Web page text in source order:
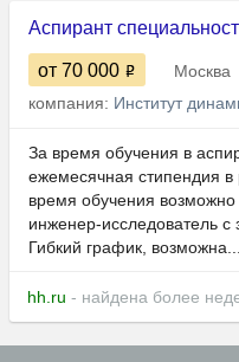
Аспирант
от 70 000
Москва
компания: Институт
За время обучения в
ежемесячная стипендия
время обучения возможно
инженер-исследователь с
Гибкий график, возможна...
hh.ru - найдена более